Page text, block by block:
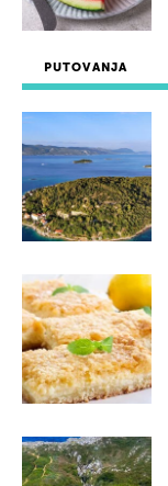
PUTOVANJA